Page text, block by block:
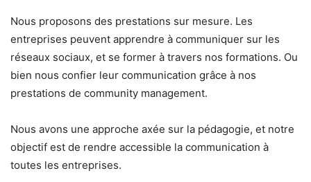
Nous proposons des prestations sur mesure. Les
entreprises peuvent apprendre à communiquer sur les
réseaux sociaux, et se former à travers nos formations. Ou
bien nous confier leur communication grâce à nos
prestations de community management.
Nous avons une approche axée sur la pédagogie, et notre
objectif est de rendre accessible la communication à
toutes les entreprises.